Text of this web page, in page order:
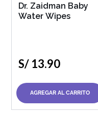
Dr. Zaidman Baby
Water Wipes
S/ 13.90
AGREGAR AL CARRITO